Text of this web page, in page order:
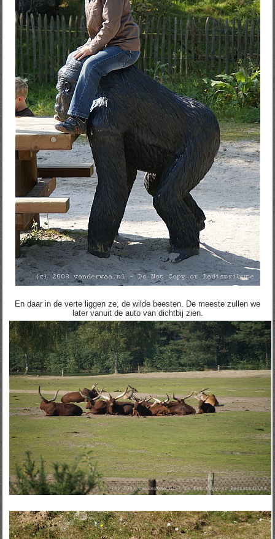
En daar in de verte liggen ze, de wilde beesten. De meeste zullen we
later vanuit de auto van dichtbij zien.